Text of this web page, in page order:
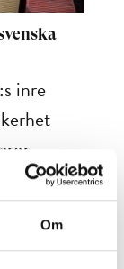
Om
inre